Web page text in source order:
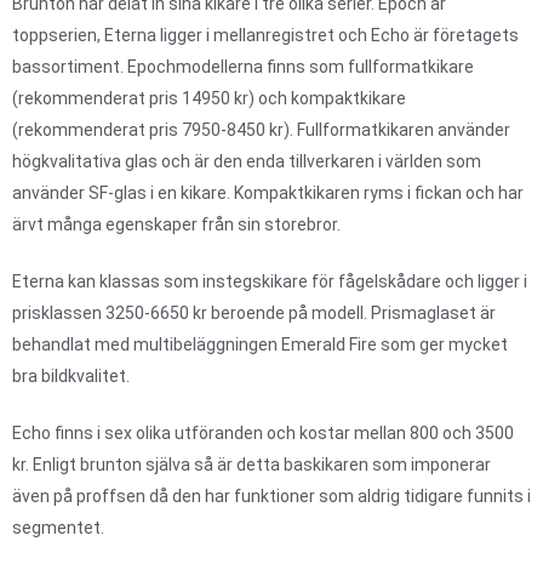
toppserien, Eterna ligger i mellanregistret och Echo är företagets
bassortiment. Epochmodellerna finns som fullformatkikare
(rekommenderat pris 14950 kr) och kompaktkikare
(rekommenderat pris 7950-8450 kr). Fullformatkikaren använder
högkvalitativa glas och är den enda tillverkaren i världen som
använder SF-glas i en kikare. Kompaktkikaren ryms i fickan och har
ärvt många egenskaper från sin storebror.
Eterna kan klassas som instegskikare för fågelskådare och ligger i
prisklassen 3250-6650 kr beroende på modell. Prismaglaset är
behandlat med multibeläggningen Emerald Fire som ger mycket
bra bildkvalitet.
Echo finns i sex olika utföranden och kostar mellan 800 och 3500
kr. Enligt brunton själva så är detta baskikaren som imponerar
även på proffsen då den har funktioner som aldrig tidigare funnits i
segmentet.